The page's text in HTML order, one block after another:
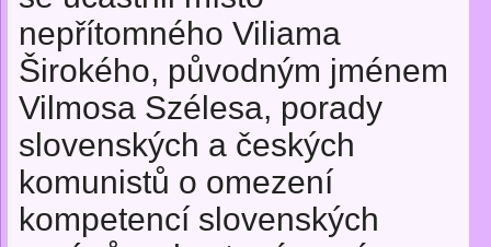
nepřítomného Viliama
Širokého, původným jménem
Vilmosa Szélesa, porady
slovenských a českých
komunistů o omezení
kompetencí slovenských